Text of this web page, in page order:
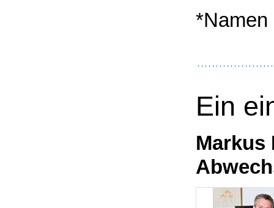
*Namen
Ein
Markus